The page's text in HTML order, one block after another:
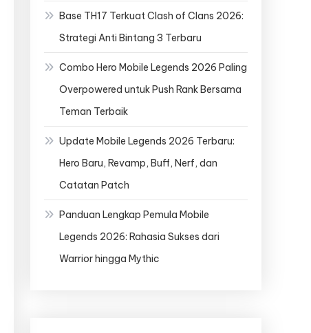
Base TH17 Terkuat Clash of Clans 2026:
Strategi Anti Bintang 3 Terbaru
Combo Hero Mobile Legends 2026 Paling
Overpowered untuk Push Rank Bersama
Teman Terbaik
Update Mobile Legends 2026 Terbaru:
Hero Baru, Revamp, Buff, Nerf, dan
Catatan Patch
Panduan Lengkap Pemula Mobile
Legends 2026: Rahasia Sukses dari
Warrior hingga Mythic